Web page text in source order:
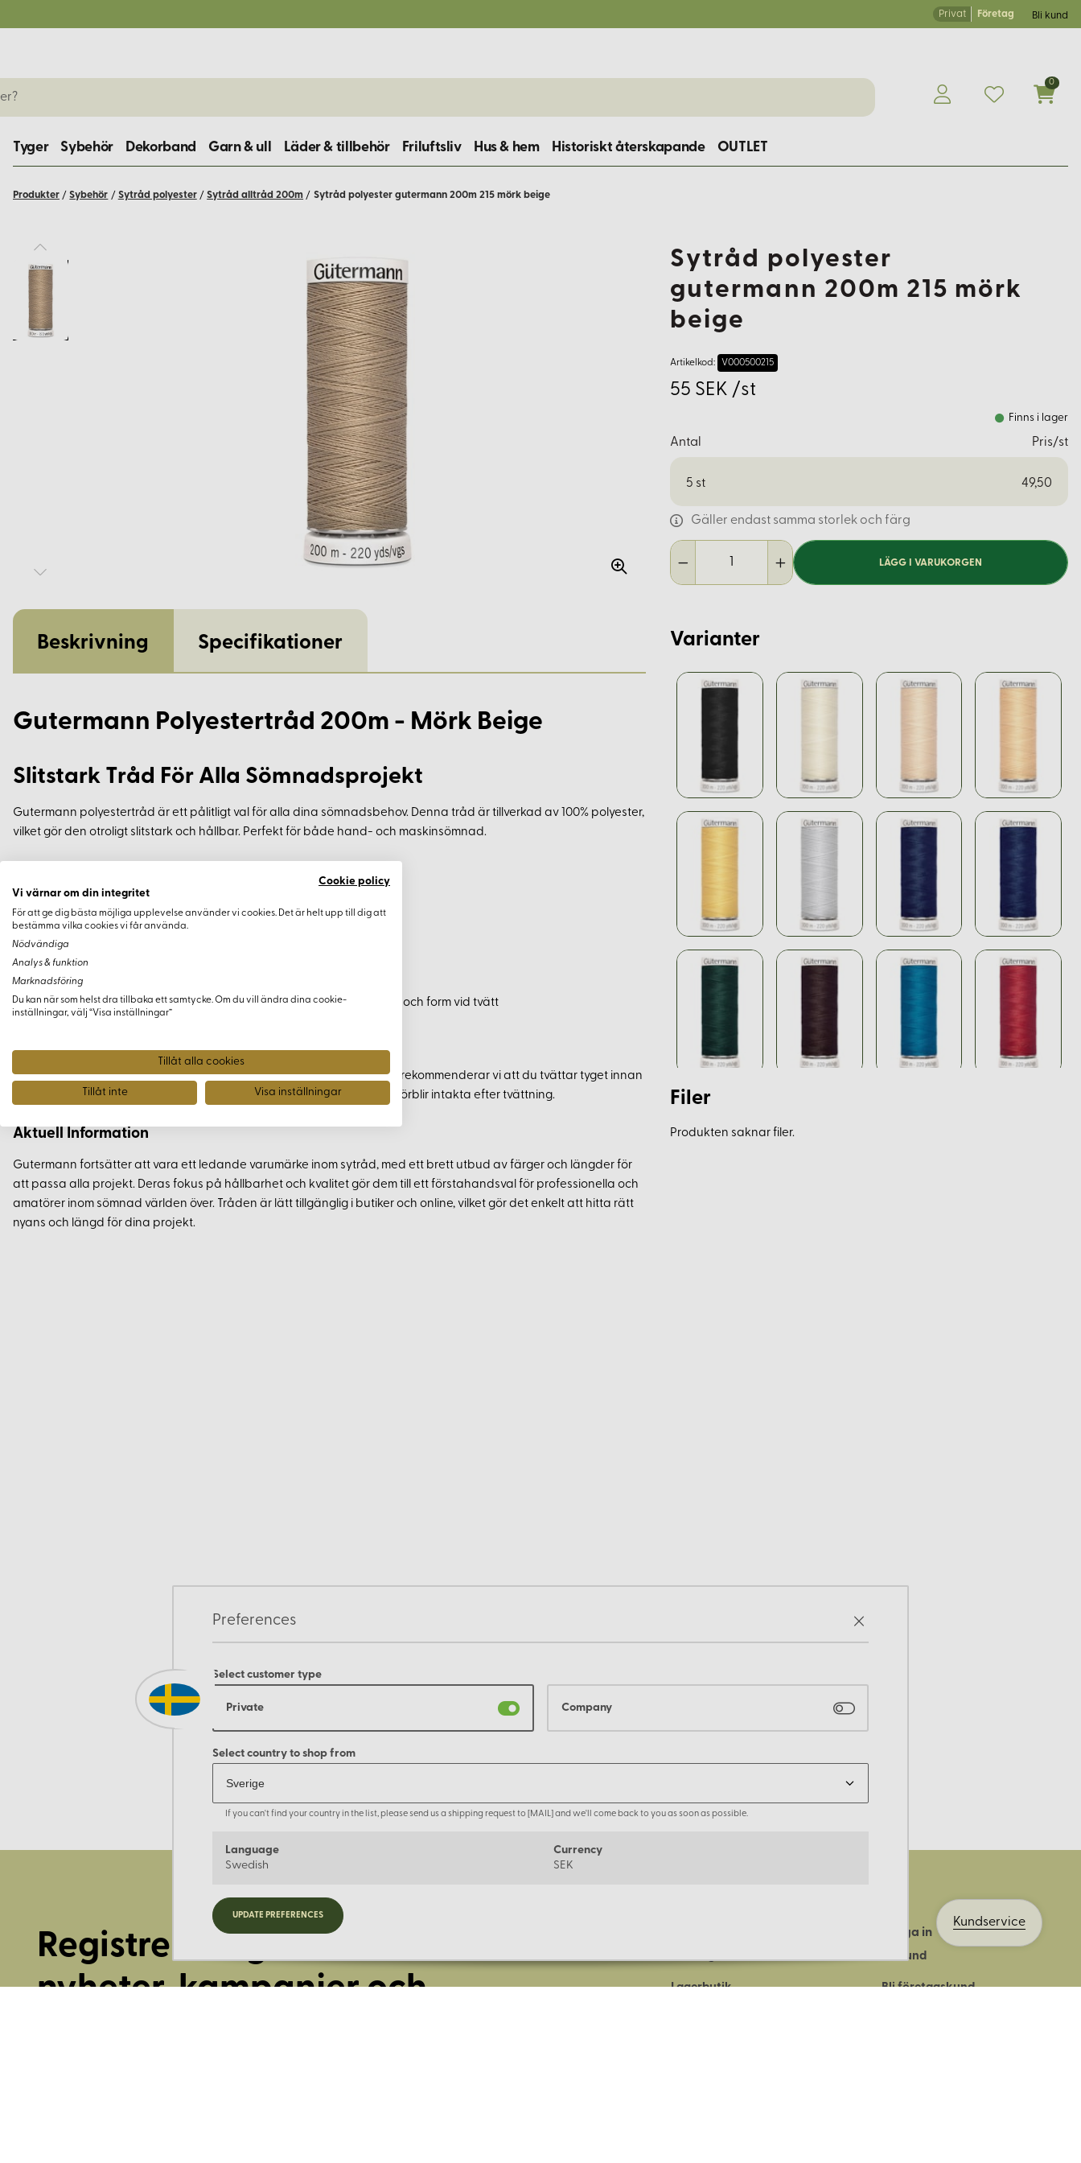
Kundservice
Preferences
Select customer type
Private Company
Select country to shop from
If you can't find your country in the list, please send us a shipping request to [MAIL] and we'll come back to you as soon as possible.
Language
Swedish
Currency
SEK
UPDATE PREFERENCES
Privat Företag Bli kund
0
Tyger Sybehör Dekorband Garn & ull Läder & tillbehör Friluftsliv Hus & hem Historiskt återskapande OUTLET
Produkter / Sybehör / Sytråd polyester / Sytråd alltråd 200m / Sytråd polyester gutermann 200m 215 mörk beige
Sytråd polyester
gutermann 200m 215 mörk
beige
Artikelkod: V000500215
55 SEK /st
Finns i lager
Antal Pris/st
5 st 49,50
Gäller endast samma storlek och färg
LÄGG I VARUKORGEN
Beskrivning Specifikationer
Gutermann Polyestertråd 200m - Mörk Beige
Slitstark Tråd För Alla Sömnadsprojekt
Gutermann polyestertråd är ett pålitligt val för alla dina sömnadsbehov. Denna tråd är tillverkad av 100% polyester,
vilket gör den otroligt slitstark och hållbar. Perfekt för både hand- och maskinsömnad.
Fördelar med Gutermann Polyestertråd
Tillverkad av 100% polyester
Slitstark och hållbar
Passar alla typer av tyger
Tvätt- och ljusäkta, vilket garanterar långvarig kvalitet
Icke-krymmande, vilket säkerställer att tråden behåller sin längd och form vid tvätt
För att uppnå bästa resultat, speciellt med nya tyger som kan krympa, rekommenderar vi att du tvättar tyget innan
du syr. Eftersom tråden inte krymper, säkerställer detta att sömmarna förblir intakta efter tvättning.
Aktuell Information
Gutermann fortsätter att vara ett ledande varumärke inom sytråd, med ett brett utbud av färger och längder för
att passa alla projekt. Deras fokus på hållbarhet och kvalitet gör dem till ett förstahandsval för professionella och
amatörer inom sömnad världen över. Tråden är lätt tillgänglig i butiker och online, vilket gör det enkelt att hitta rätt
nyans och längd för dina projekt.
Varianter
Filer
Produkten saknar filer.
Registrera dig för
nyheter, kampanjer och
Företagets historia
Lagerbutik
Logga in
Bli kund
Bli företagskund
Cookie policy
Vi värnar om din integritet
För att ge dig bästa möjliga upplevelse använder vi cookies. Det är helt upp till dig att
bestämma vilka cookies vi får använda.
Nödvändiga
Analys & funktion
Marknadsföring
Du kan när som helst dra tillbaka ett samtycke. Om du vill ändra dina cookie-
inställningar, välj “Visa inställningar”
Tillåt alla cookies
Tillåt inte Visa inställningar